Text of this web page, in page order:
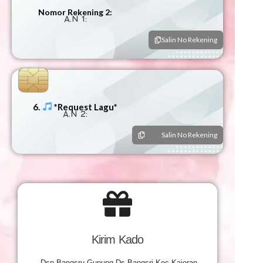
Nomor Rekening 2:
A.N 1:
Salin No Rekening
6. *Request Lagu*
A.N 2:
Salin No Rekening
Kirim Kado